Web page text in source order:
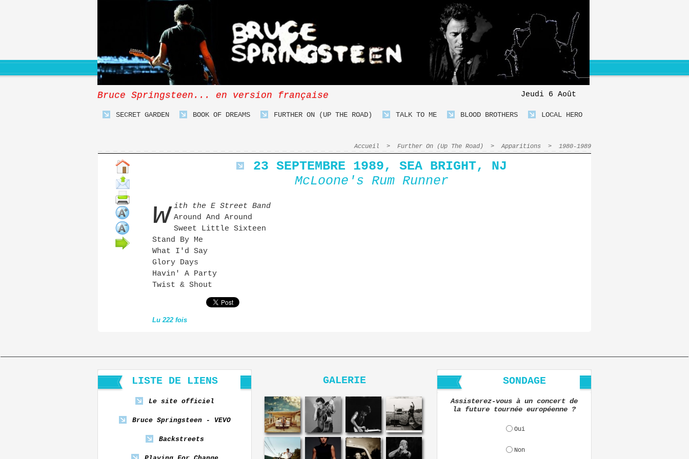
Bruce Springsteen... en version française Jeudi 6 Août
SECRET GARDEN BOOK OF DREAMS FURTHER ON (UP THE ROAD) TALK TO ME BLOOD BROTHERS LOCAL HERO
Accueil > Further On (Up The Road) > Apparitions > 1980-1989
23 SEPTEMBRE 1989, SEA BRIGHT, NJ
McLoone's Rum Runner
w ith the E Street Band
Around And Around
Sweet Little Sixteen
Stand By Me
What I'd Say
Glory Days
Havin' A Party
Twist & Shout
Lu 222 fois
LISTE DE LIENS
Le site officiel
Bruce Springsteen - VEVO
Backstreets
GALERIE SONDAGE
Assisterez-vous à un concert de
la future tournée européenne ?
Oui
Non